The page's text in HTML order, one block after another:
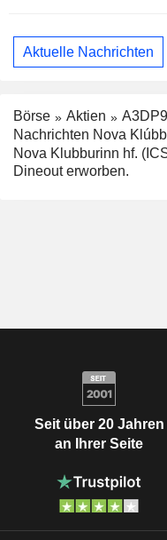
Aktuelle Nachrichten
Börse Aktien
Nachrichten Nova
Nova Klubburinn hf.
Dineout erworben.
Seit über 20 Jahren
an Ihrer Seite